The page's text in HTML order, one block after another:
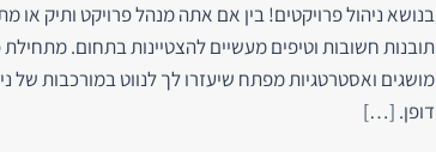
בנושא ניהול פרויקטים! בין אם אתה מנהל פרויקט ותיק או
תובנות חשובות וטיפים מעשיים להצטיינות בתחום.
מושגים ואסטרטגיות מפתח שיעזרו לך לנווט במורכבות של
דופן. […]